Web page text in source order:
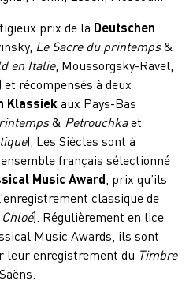
prix de la Deutschen
Le Sacre du printemps&
en Italie, Moussorgsky-Ravel,
) et récompensés à deux
Klassiek aux Pays-Bas
& Petrouchkaet
), Les Siècles sont à
français sélectionné
Music Award , prix qu’ils
classique de
). Régulièrement en lice
Music Awards, ils sont
leur enregistrement du Timbre